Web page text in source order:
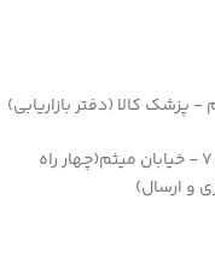
پزشک کالا (دفتر بازاریابی)
اصفهان – بلوار کشاورز - کوی گلزار - گلزار 7 - خیابان میثم(چهار راه
و ارسال)